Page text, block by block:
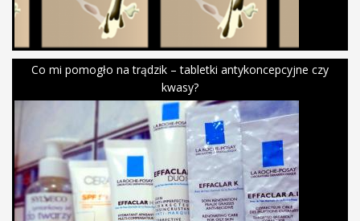
Co mi pomogło na trądzik – tabletki antykoncepcyjne czy
kwasy?